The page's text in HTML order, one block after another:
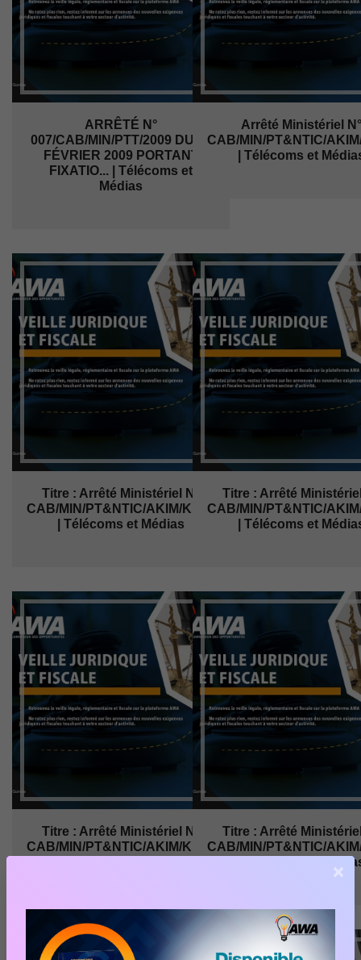
ARRÊTÉ N°
007/CAB/MIN/PTT/2009 DU 26
FÉVRIER 2009 PORTANT
FIXATIO... | Télécoms et
Médias
Arrêté Ministériel N°
CAB/MIN/PT&NTIC/
| Télécoms et
Titre : Arrêté Ministériel N°
CAB/MIN/PT&NTIC/AKIM/KL/Kabs/......
| Télécoms et Médias
Titre : Arrêté
CAB/MIN/PT&NTIC/
| Télécoms et
Titre : Arrêté Ministériel N°
CAB/MIN/PT&NTIC/AKIM/KL/Kabs/......
Titre : Arrêté
CAB/MIN/PT&NTIC/
| Télécoms et
×